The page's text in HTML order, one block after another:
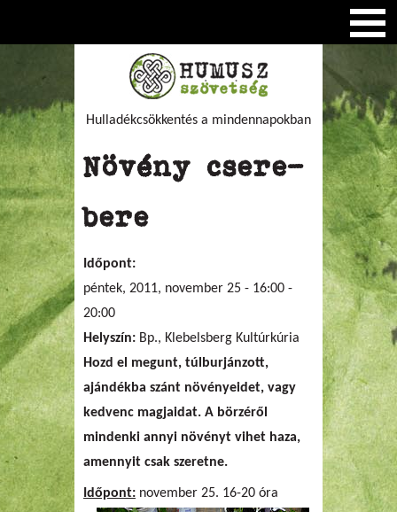
Hulladékcsökkentés a mindennapokban
Növény csere-
bere
Időpont:
péntek, 2011, november 25 - 16:00 -
20:00
Helyszín: Bp., Klebelsberg Kultúrkúria
Hozd el megunt, túlburjánzott,
ajándékba szánt növényeidet, vagy
kedvenc magjaidat. A börzéről
mindenki annyi növényt vihet haza,
amennyit csak szeretne.
Időpont: november 25. 16-20 óra